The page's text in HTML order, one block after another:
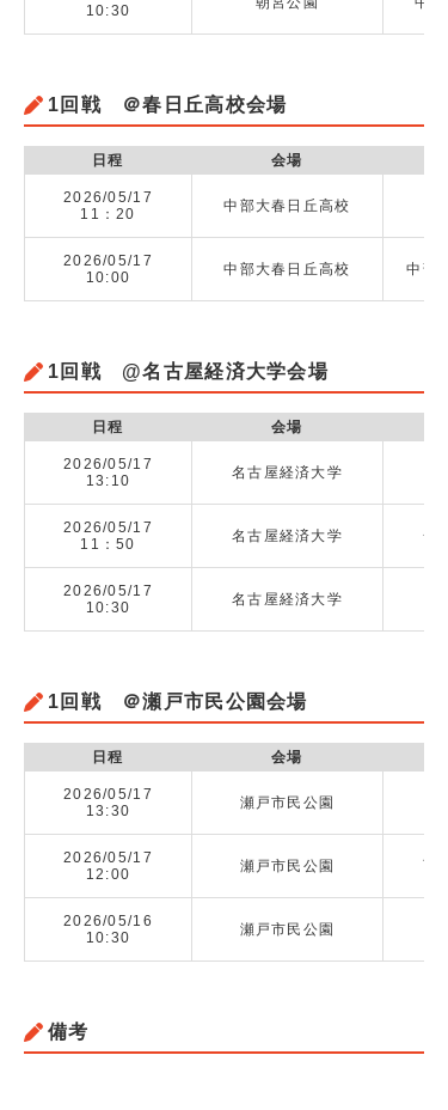
10:30
1回戦 ＠春日丘高校会場
日程 会場
2026/05/17
11：20
中部大春日丘高校
2026/05/17
10:00
中部大春日丘高校 中部
1回戦 @名古屋経済大学会場
日程 会場
2026/05/17
13:10
名古屋経済大学
2026/05/17
11：50
名古屋経済大学 一
2026/05/17
10:30
名古屋経済大学
1回戦 ＠瀬戸市民公園会場
日程 会場
2026/05/17
13:30
瀬戸市民公園
2026/05/17
12:00
瀬戸市民公園 西
2026/05/16
10:30
瀬戸市民公園
備考